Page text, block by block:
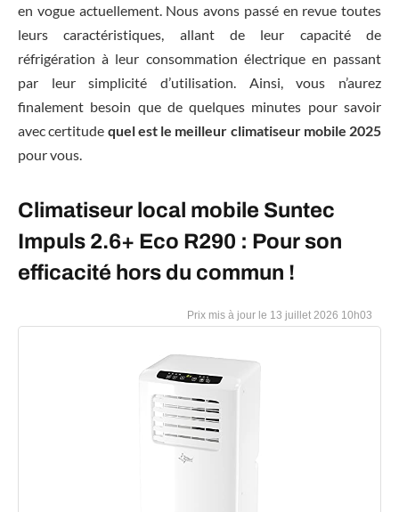
en vogue actuellement. Nous avons passé en revue toutes
leurs caractéristiques, allant de leur capacité de
réfrigération à leur consommation électrique en passant
par leur simplicité d’utilisation. Ainsi, vous n’aurez
finalement besoin que de quelques minutes pour savoir
avec certitude quel est le meilleur climatiseur mobile 2025
pour vous.
Climatiseur local mobile Suntec
Impuls 2.6+ Eco R290 : Pour son
efficacité hors du commun !
13 juillet 2026 10h03